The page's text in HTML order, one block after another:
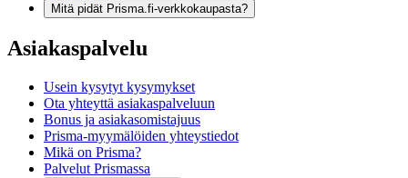
Mitä pidät Prisma.fi-verkkokaupasta?
Asiakaspalvelu
Usein kysytyt kysymykset
Ota yhteyttä asiakaspalveluun
Bonus ja asiakasomistajuus
Prisma-myymälöiden yhteystiedot
Mikä on Prisma?
Palvelut Prismassa